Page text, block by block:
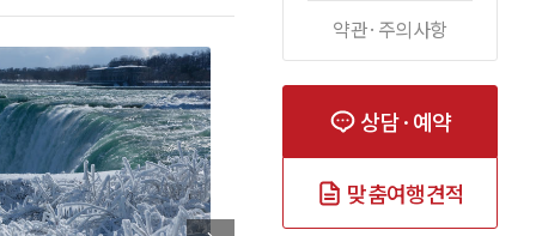
약관·주의사항
상담·예약
맞춤여행견적